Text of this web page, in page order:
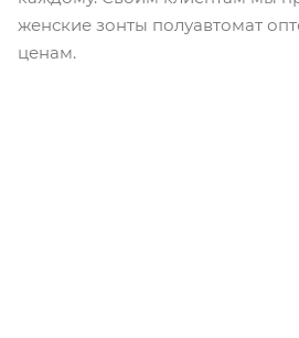
женские зонты полуавтомат
ценам.